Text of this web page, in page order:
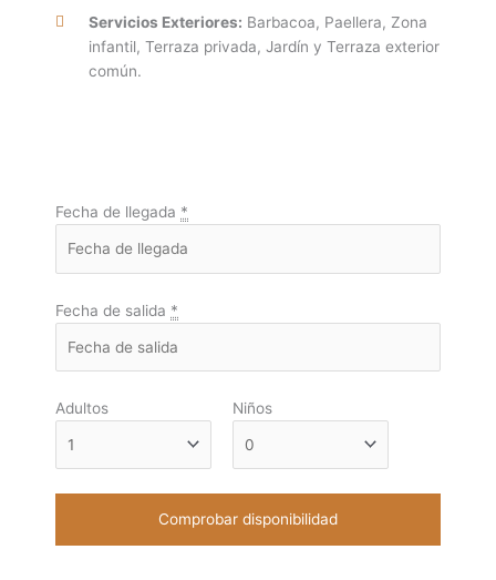
Servicios Exteriores: Barbacoa, Paellera, Zona
infantil, Terraza privada, Jardín y Terraza exterior
común.
Fecha de llegada *
Fecha de salida *
Adultos Niños